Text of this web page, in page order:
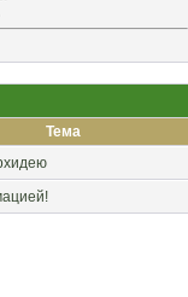
Тема